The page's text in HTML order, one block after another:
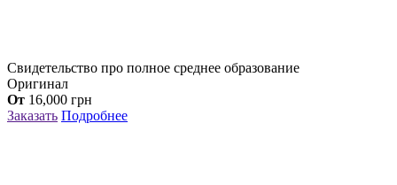
Свидетельство про полное среднее образование
Оригинал
От 16,000 грн
Заказать Подробнее